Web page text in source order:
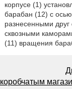
корпусе (1)
барабан (12) с
разнесенными
сквозными
(11) вращения
коробчатым